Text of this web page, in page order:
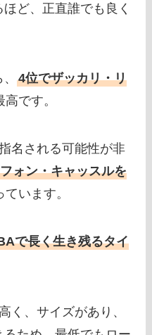
ど、正直誰でも良く
、4位でザッカリ・リ
です。
名される可能性が非
ォン・キャッスルを
います。
で長く生き残るタイ
く、サイズがあり、